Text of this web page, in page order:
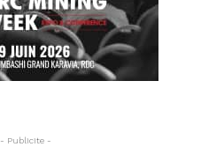
- Publicite -